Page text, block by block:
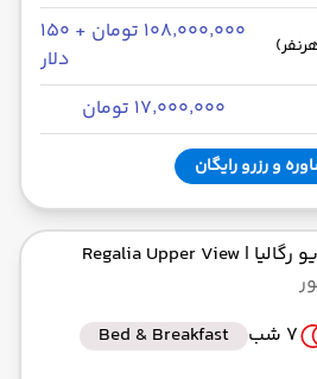
۱۰۸٬۰۰۰٬۰۰۰ تومان + ۱۵۰
دلار
۱۷٬۰۰۰٬۰۰۰ تومان
و رزرو رایگان
رگالیا | Regalia Upper View
7 شب Bed & Breakfast